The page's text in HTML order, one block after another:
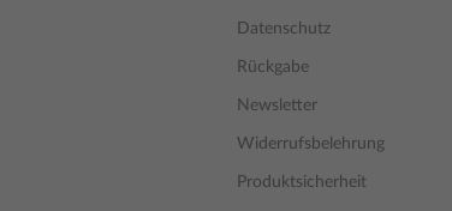
Datenschutz
Rückgabe
Newsletter
Widerrufsbelehrung
Produktsicherheit